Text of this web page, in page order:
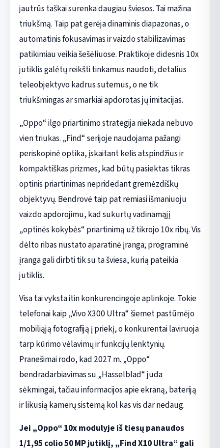
jautrūs taškai surenka daugiau šviesos. Tai mažina
triukšmą. Taip pat gerėja dinaminis diapazonas, o
automatinis fokusavimas ir vaizdo stabilizavimas
patikimiau veikia šešėliuose. Praktikoje didesnis 10x
jutiklis galėtų reikšti tinkamus naudoti, detalius
teleobjektyvo kadrus sutemus, o ne tik
triukšmingas ar smarkiai apdorotas jų imitacijas.
„Oppo“ ilgo priartinimo strategija niekada nebuvo
vien triukas. „Find“ serijoje naudojama pažangi
periskopinė optika, įskaitant kelis atspindžius ir
kompaktiškas prizmes, kad būtų pasiektas tikras
optinis priartinimas nepridedant gremėzdiškų
objektyvų. Bendrovė taip pat remiasi išmaniuoju
vaizdo apdorojimu, kad sukurtų vadinamąjį
„optinės kokybės“ priartinimą už tikrojo 10x ribų. Vis
dėlto ribas nustato aparatinė įranga; programinė
įranga gali dirbti tik su ta šviesa, kurią pateikia
jutiklis.
Visa tai vyksta itin konkurencingoje aplinkoje. Tokie
telefonai kaip „Vivo X300 Ultra“ šiemet pastūmėjo
mobiliąją fotografiją į priekį, o konkurentai laviruoja
tarp kūrimo vėlavimų ir funkcijų lenktynių.
Pranešimai rodo, kad 2027 m. „Oppo“
bendradarbiavimas su „Hasselblad“ juda
sėkmingai, tačiau informacijos apie ekraną, bateriją
ir likusią kamerų sistemą kol kas vis dar nedaug.
Jei „Oppo“ 10x modulyje iš tiesų panaudos
1/1,95 colio 50 MP jutiklį, „Find X10 Ultra“ gali